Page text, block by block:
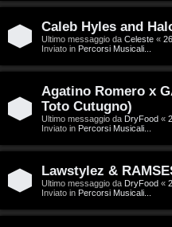
F
A
Q
Caleb Hyles and
Ultimo messaggio da Celeste «
Inviato in Percorsi Musicali...
Agatino Romero x
Toto Cutugno)
Ultimo messaggio da DryFood «
Inviato in Percorsi Musicali...
Lawstylez &
Ultimo messaggio da DryFood «
Inviato in Percorsi Musicali...
i
/
D
g
i
t
a